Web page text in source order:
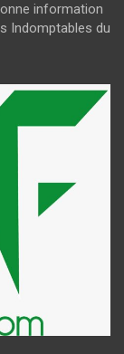
information
Indomptables du